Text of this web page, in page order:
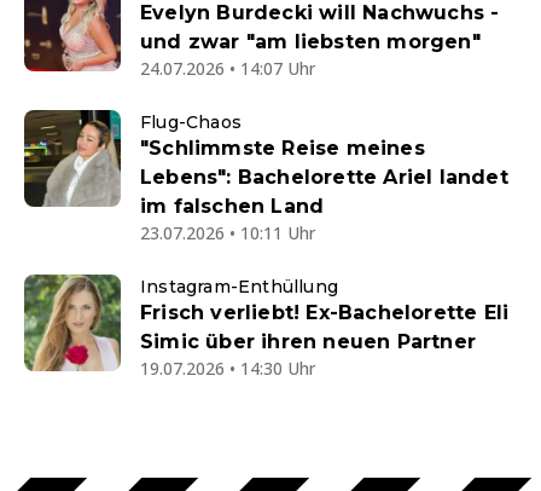
Evelyn Burdecki will Nachwuchs -
und zwar "am liebsten morgen"
24.07.2026 • 14:07 Uhr
Flug-Chaos
"Schlimmste Reise meines
Lebens": Bachelorette Ariel landet
im falschen Land
23.07.2026 • 10:11 Uhr
Instagram-Enthüllung
Frisch verliebt! Ex-Bachelorette Eli
Simic über ihren neuen Partner
19.07.2026 • 14:30 Uhr